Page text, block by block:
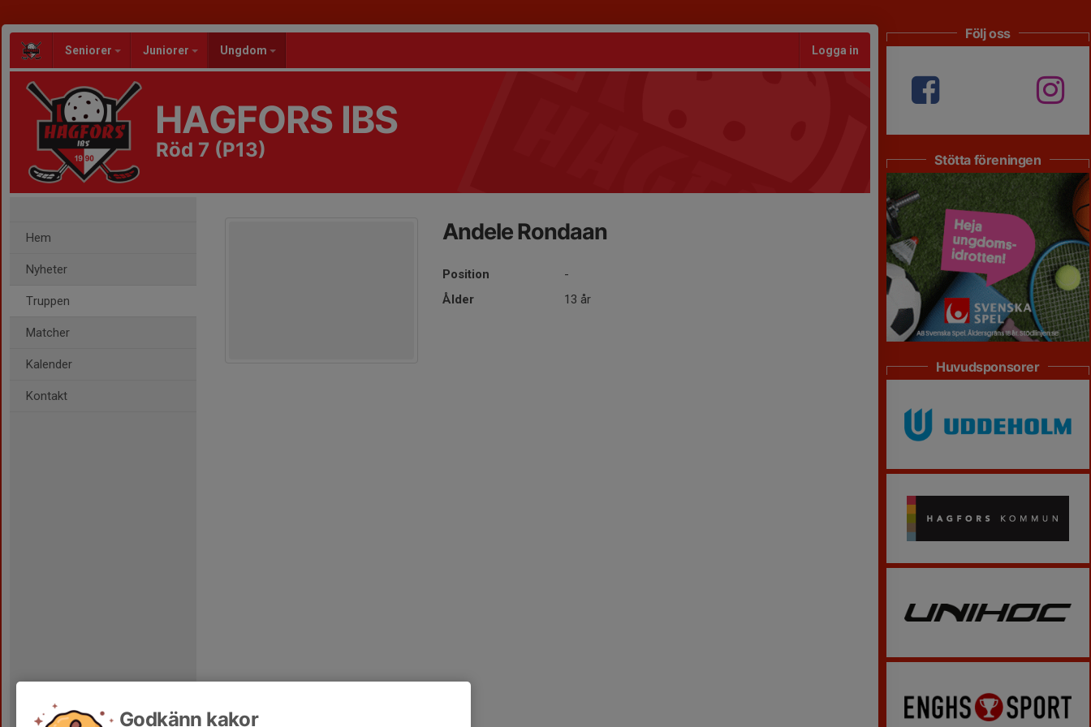
Seniorer Juniorer Ungdom Logga in
HAGFORS IBS
Röd 7 (P13)
Hem
Nyheter
Truppen
Matcher
Kalender
Kontakt
Andele Rondaan
Position
-
Ålder
13 år
Följ oss
Stötta föreningen
Huvudsponsorer
Godkänn kakor